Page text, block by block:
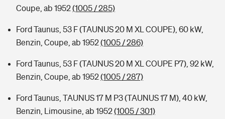
Coupe, ab 1952(1005 / 285)
Ford Taunus, 53 F (TAUNUS 20 M XL COUPE), 60 kW,
Benzin, Coupe, ab 1952(1005 / 286)
Ford Taunus, 53 F (TAUNUS 20 M XL COUPE P7), 92 kW,
Benzin, Coupe, ab 1952(1005 / 287)
Ford Taunus, TAUNUS 17 M P3 (TAUNUS 17 M), 40 kW,
Benzin, Limousine, ab 1952(1005 / 301)